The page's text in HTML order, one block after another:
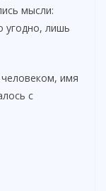
мысли:
лишь
имя
с